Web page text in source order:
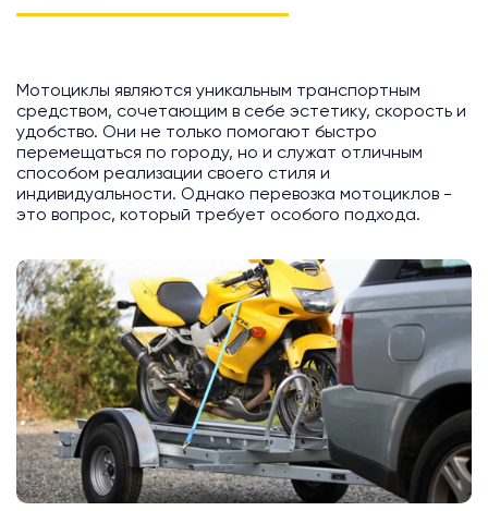
Мотоциклы являются уникальным транспортным
средством, сочетающим в себе эстетику, скорость и
удобство. Они не только помогают быстро
перемещаться по городу, но и служат отличным
способом реализации своего стиля и
индивидуальности. Однако перевозка мотоциклов -
это вопрос, который требует особого подхода.